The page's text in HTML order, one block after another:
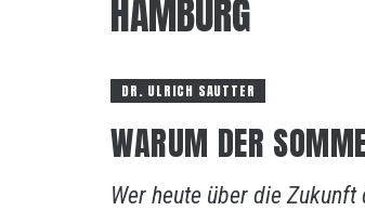
HAMBURG
DR. ULRICH SAUTTER
WARUM DER
Wer heute über die